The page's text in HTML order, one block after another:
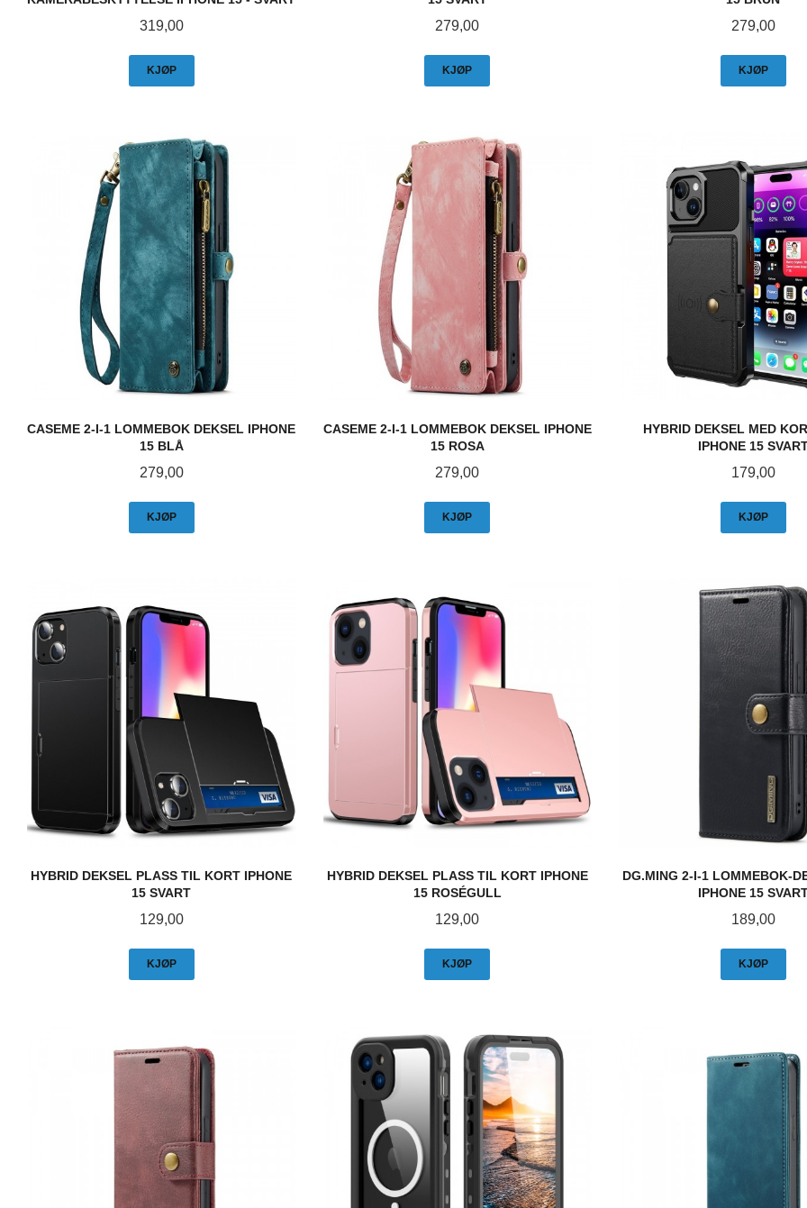
Pris
319,00
KJØP
Pris
279,00
KJØP
Pris
279,00
KJØP
CASEME 2-I-1 LOMMEBOK DEKSEL IPHONE
15 BLÅ
Pris
279,00
KJØP
CASEME 2-I-1 LOMMEBOK DEKSEL IPHONE
15 ROSA
Pris
279,00
KJØP
HYBRID DEKSEL MED
IPHONE 15
Pris
179,00
KJØP
HYBRID DEKSEL PLASS TIL KORT IPHONE
15 SVART
Pris
129,00
KJØP
HYBRID DEKSEL PLASS TIL KORT IPHONE
15 ROSÉGULL
Pris
129,00
KJØP
DG.MING 2-I-1 LOMMEBOK-
IPHONE 15
Pris
189,00
KJØP